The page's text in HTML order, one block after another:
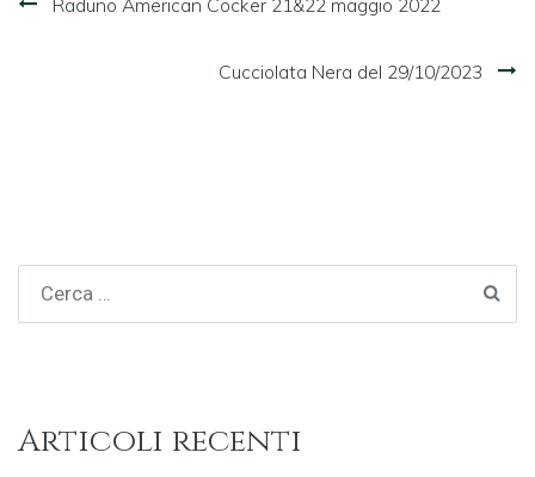
Cucciolata Nera del 29/10/2023
Articoli recenti